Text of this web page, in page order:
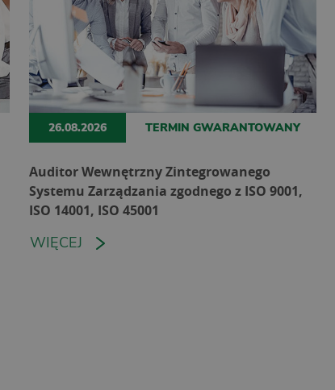
26.08.2026 TERMIN GWARANTOWANY
Auditor Wewnętrzny Zintegrowanego
Systemu Zarządzania zgodnego z ISO 9001,
ISO 14001, ISO 45001
WIĘCEJ